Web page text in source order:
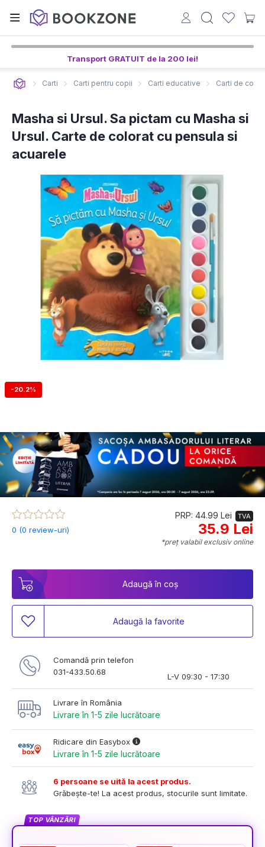
Transport GRATUIT de la 200 lei!
Carti Carti pentru copii Carti educative Carti de
Masha si Ursul. Sa pictam cu Masha si
Ursul. Carte de colorat cu pensula si
acuarele
-20.2%
0 (0 review-uri)
PRP: 44.99 Lei TVA
35.9 Lei
*preț valabil exclusiv online
Adaugă în coș
Adaugă la favorite
Comandă prin telefon
031-433.50.68
L-V 09:30 - 17:30
Livrare în România
Livrare în 1-5 zile lucrătoare
Ridicare din Easybox
Livrare în 1-5 zile lucrătoare
6 persoane se uită la acest produs.
Grăbește-te! La acest produs, stocurile sunt limitate.
TOP VÂNZĂRI